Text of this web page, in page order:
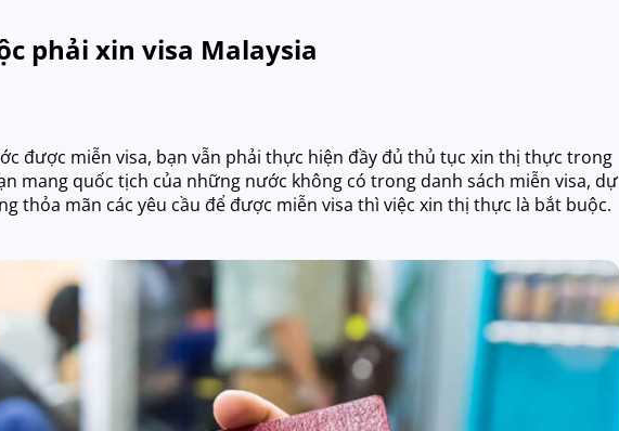
phải xin visa Malaysia
được miễn visa, bạn vẫn phải thực hiện đầy đủ thủ tục xin thị thực trong
mang quốc tịch của những nước không có trong danh sách miễn visa, dự
thỏa mãn các yêu cầu để được miễn visa thì việc xin thị thực là bắt buộc.